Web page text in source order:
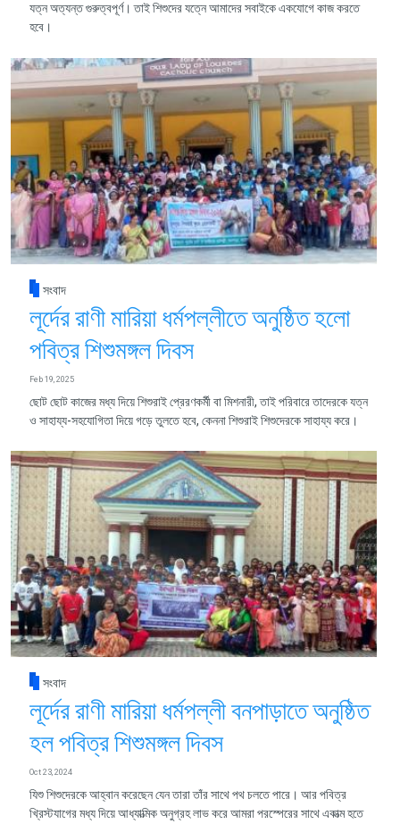
যত্ন অত্যন্ত গুরুত্বপূর্ণ। তাই শিশুদের যত্নে আমাদের সবাইকে একযোগে কাজ করতে
হবে।
সংবাদ
লূর্দের রাণী মারিয়া ধর্মপল্লীতে অনুষ্ঠিত হলো
পবিত্র শিশুমঙ্গল দিবস
Feb 19, 2025
ছোট ছোট কাজের মধ্য দিয়ে শিশুরাই প্রেরণকর্মী বা মিশনারী, তাই পরিবারে তাদেরকে যত্ন
ও সাহায্য-সহযোগিতা দিয়ে গড়ে তুলতে হবে, কেননা শিশুরাই শিশুদেরকে সাহায্য করে।
সংবাদ
লূর্দের রাণী মারিয়া ধর্মপল্লী বনপাড়াতে অনুষ্ঠিত
হল পবিত্র শিশুমঙ্গল দিবস
Oct 23, 2024
যিশু শিশুদেরকে আহ্বান করেছেন যেন তারা তাঁর সাথে পথ চলতে পারে। আর পবিত্র
খ্রিস্টযাগের মধ্য দিয়ে আধ্যাত্মিক অনুগ্রহ লাভ করে আমরা পরস্পেরের সাথে একাত্ম হতে